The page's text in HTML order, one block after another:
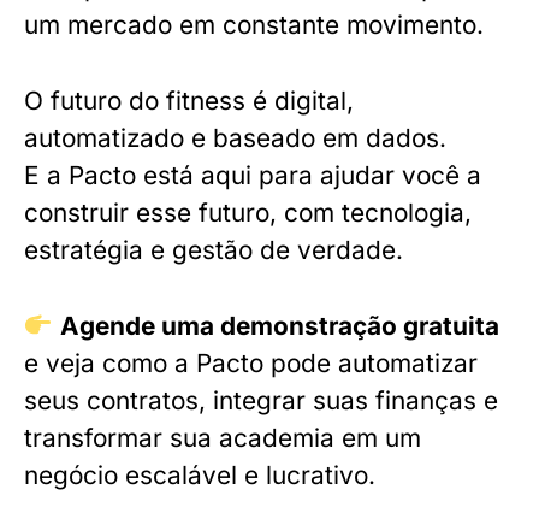
um mercado em constante movimento.
O futuro do fitness é digital,
automatizado e baseado em dados.
E a Pacto está aqui para ajudar você a
construir esse futuro, com tecnologia,
estratégia e gestão de verdade.
Agende uma demonstração gratuita
e veja como a Pacto pode automatizar
seus contratos, integrar suas finanças e
transformar sua academia em um
negócio escalável e lucrativo.